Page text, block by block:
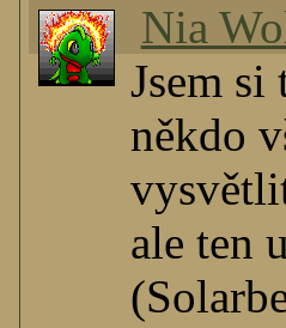
Nia
Jsem
někdo
ale ten